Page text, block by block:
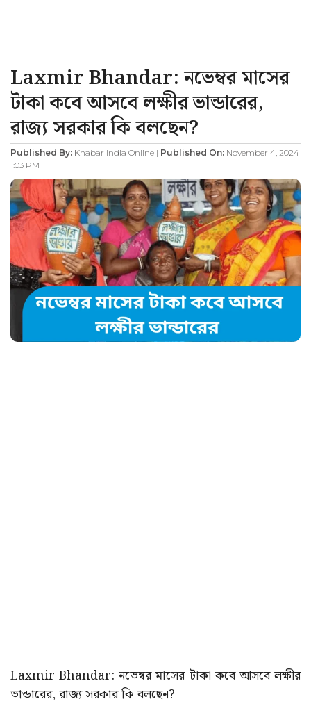
Laxmir Bhandar: নভেম্বর মাসের
টাকা কবে আসবে লক্ষীর ভান্ডারের,
রাজ্য সরকার কি বলছেন?
Published By: Khabar India Online | Published On: November 4, 2024
1:03 PM
Laxmir Bhandar: নভেম্বর মাসের টাকা কবে আসবে লক্ষীর
ভান্ডারের, রাজ্য সরকার কি বলছেন?